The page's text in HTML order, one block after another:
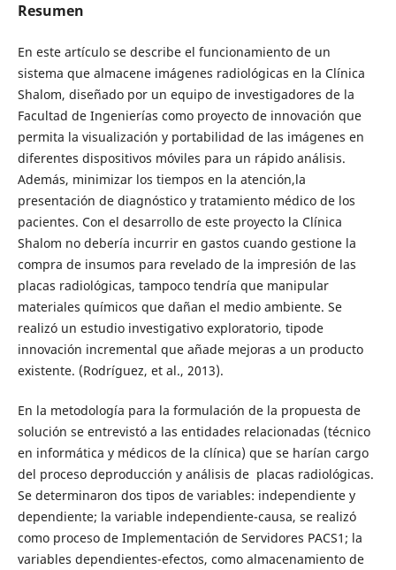
Resumen
En este artículo se describe el funcionamiento de un
sistema que almacene imágenes radiológicas en la Clínica
Shalom, diseñado por un equipo de investigadores de la
Facultad de Ingenierías como proyecto de innovación que
permita la visualización y portabilidad de las imágenes en
diferentes dispositivos móviles para un rápido análisis.
Además, minimizar los tiempos en la atención,la
presentación de diagnóstico y tratamiento médico de los
pacientes. Con el desarrollo de este proyecto la Clínica
Shalom no debería incurrir en gastos cuando gestione la
compra de insumos para revelado de la impresión de las
placas radiológicas, tampoco tendría que manipular
materiales químicos que dañan el medio ambiente. Se
realizó un estudio investigativo exploratorio, tipode
innovación incremental que añade mejoras a un producto
existente. (Rodríguez, et al., 2013).
En la metodología para la formulación de la propuesta de
solución se entrevistó a las entidades relacionadas (técnico
en informática y médicos de la clínica) que se harían cargo
del proceso deproducción y análisis de placas radiológicas.
Se determinaron dos tipos de variables: independiente y
dependiente; la variable independiente-causa, se realizó
como proceso de Implementación de Servidores PACS1; la
variables dependientes-efectos, como almacenamiento de